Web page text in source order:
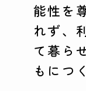
能性を
れず、
て暮ら
もにつ